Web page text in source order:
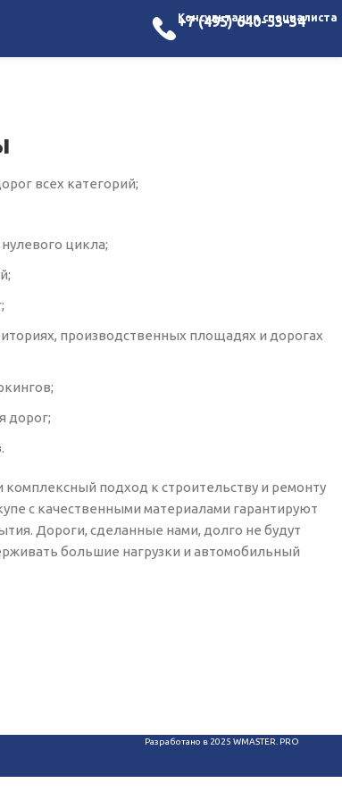
Консультация специалиста
+7 (495) 640-53-34
всех категорий;
цикла;
производственных площадях и дорогах
дорог;
комплексный подход к строительству и ремонту
с качественными материалами гарантируют
Дороги, сделанные нами, долго не будут
большие нагрузки и автомобильный
Разработано в 2025WMASTER. PRO